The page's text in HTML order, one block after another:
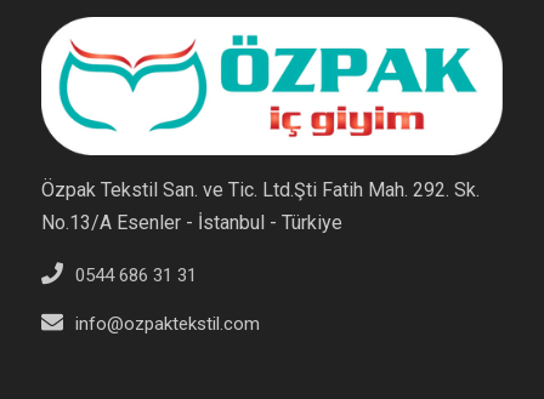
Özpak Tekstil San. ve Tic. Ltd.Şti Fatih Mah. 292. Sk.
No.13/A Esenler - İstanbul - Türkiye
0544 686 31 31
info@ozpaktekstil.com